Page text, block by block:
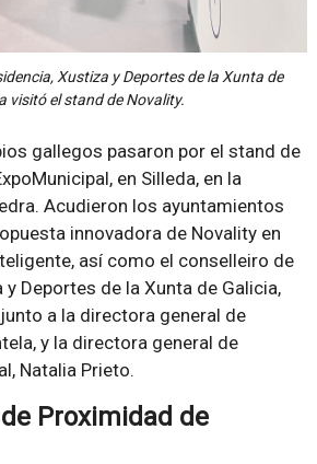
Xustiza y Deportes de la Xunta de
visitó el stand de Novality.
gallegos pasaron por el stand de
en Silleda, en la
Acudieron los ayuntamientos
innovadora de Novality en
así como el conselleiro de
Deportes de la Xunta de Galicia,
a la directora general de
y la directora general de
Natalia Prieto.
Proximidad de